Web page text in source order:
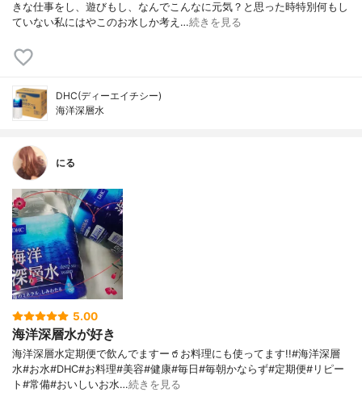
きな仕事をし、遊びもし、なんでこんなに元気？と思った時特別何もし
ていない私にはやこのお水しか考え…続きを見る
DHC(ディーエイチシー)
海洋深層水
にる
5.00
海洋深層水が好き
海洋深層水定期便で飲んでますー🥤お料理にも使ってます!!#海洋深層
水#お水#DHC#お料理#美容#健康#毎日#毎朝かならず#定期便#リピー
ト#常備#おいしいお水…続きを見る